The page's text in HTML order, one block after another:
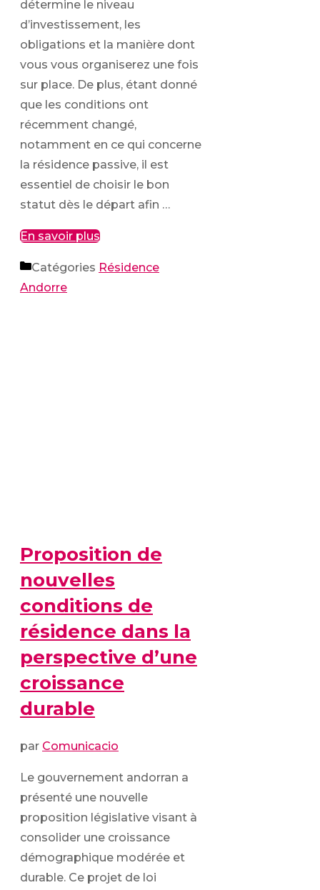
détermine le niveau
d’investissement, les
obligations et la manière dont
vous vous organiserez une fois
sur place. De plus, étant donné
que les conditions ont
récemment changé,
notamment en ce qui concerne
la résidence passive, il est
essentiel de choisir le bon
statut dès le départ afin …
En savoir plus
Catégories Résidence
Andorre
Proposition de
nouvelles
conditions de
résidence dans la
perspective d’une
croissance
durable
par Comunicacio
Le gouvernement andorran a
présenté une nouvelle
proposition législative visant à
consolider une croissance
démographique modérée et
durable. Ce projet de loi